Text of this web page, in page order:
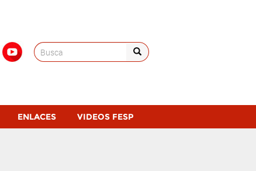
Search
for:
ENLACES VIDEOS FESP